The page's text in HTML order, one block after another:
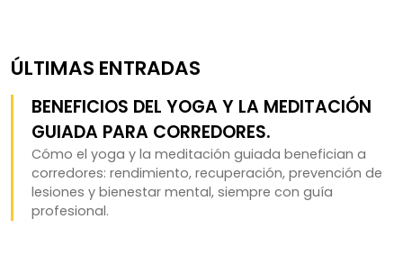
ÚLTIMAS ENTRADAS
BENEFICIOS DEL YOGA Y LA MEDITACIÓN
GUIADA PARA CORREDORES.
Cómo el yoga y la meditación guiada benefician a
corredores: rendimiento, recuperación, prevención de
lesiones y bienestar mental, siempre con guía
profesional.